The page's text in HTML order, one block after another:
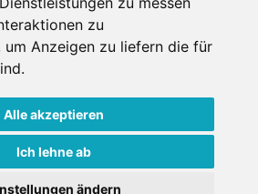
zu
um Anzeigen zu liefern die für
.
Alle akzeptieren
Ich lehne ab
ändern
Datenschutz
Kontakt
Newsletter Mediadaten